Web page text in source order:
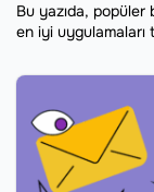
Bu yazıda,
en iyi uygulamaları